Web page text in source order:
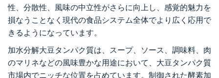
性、分散性、風味の中立性がさらに向上し、感覚的魅力を
損なうことなく現代の食品システム全体でより広く応用で
きるようになっています。
加水分解大豆タンパク質は、スープ、ソース、調味料、肉
のマリネなどの風味豊かな用途において、大豆タンパク質
市場内でニッチな位置を占めています。制御された酵素加